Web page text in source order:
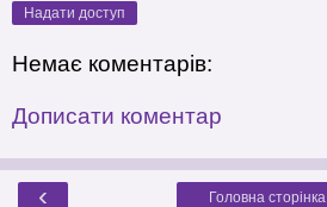
Надати доступ
Немає коментарів:
Дописати коментар
‹ Головна сторінка